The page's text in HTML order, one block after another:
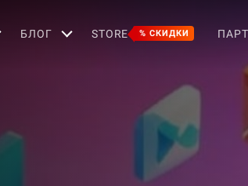
БЛОГ STORE % СКИДКИ